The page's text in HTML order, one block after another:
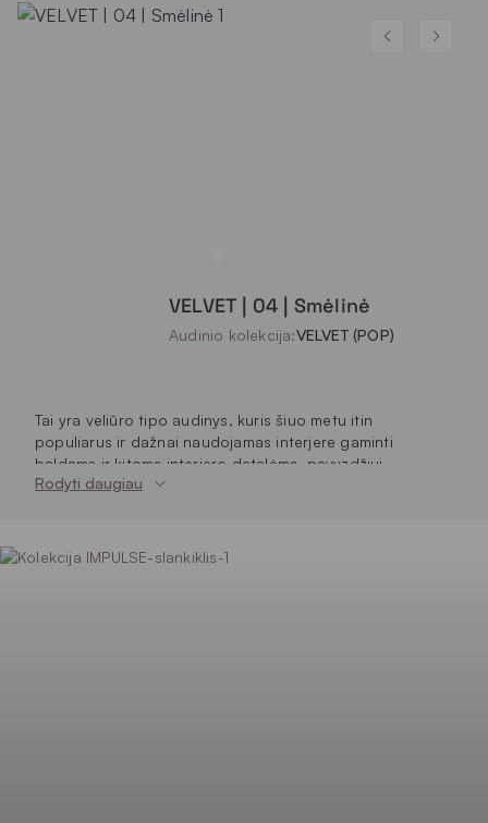
VELVET | 04 | Smėlinė
Audinio kolekcija:VELVET (POP)
Tai yra veliūro tipo audinys, kuris šiuo metu itin
populiarus ir dažnai naudojamas interjere gaminti
baldams ir kitoms interjero detalėms, pavyzdžiui,
pagalvėlėms.
Rodyti daugiau